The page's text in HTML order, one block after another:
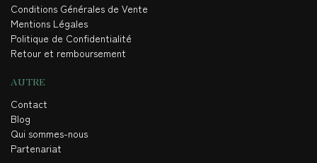
Conditions Générales de Vente
Mentions Légales
Politique de Confidentialité
Retour et remboursement
AUTRE
Contact
Blog
Qui sommes-nous
Partenariat